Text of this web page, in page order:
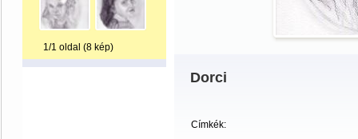
1/1 oldal (8 kép)
Dorci
Címkék: